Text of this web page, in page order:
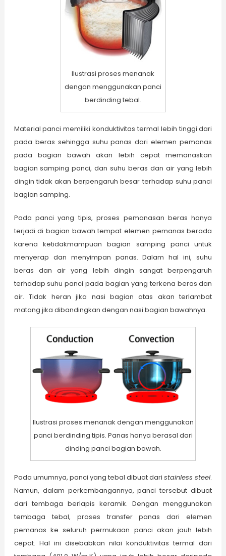
Ilustrasi proses menanak
dengan menggunakan panci
berdinding tebal.
Material panci memiliki konduktivitas termal lebih tinggi dari
pada beras sehingga suhu panas dari elemen pemanas
pada bagian bawah akan lebih cepat memanaskan
bagian samping panci, dan suhu beras dan air yang lebih
dingin tidak akan berpengaruh besar terhadap suhu panci
bagian samping.
Pada panci yang tipis, proses pemanasan beras hanya
terjadi di bagian bawah tempat elemen pemanas berada
karena ketidakmampuan bagian samping panci untuk
menyerap dan menyimpan panas. Dalam hal ini, suhu
beras dan air yang lebih dingin sangat berpengaruh
terhadap suhu panci pada bagian yang terkena beras dan
air. Tidak heran jika nasi bagian atas akan terlambat
matang jika dibandingkan dengan nasi bagian bawahnya.
Ilustrasi proses menanak dengan menggunakan
panci berdinding tipis. Panas hanya berasal dari
dinding panci bagian bawah.
Pada umumnya, panci yang tebal dibuat daristainless steel.
Namun, dalam perkembangannya, panci tersebut dibuat
dari tembaga berlapis keramik. Dengan menggunakan
tembaga tebal, proses transfer panas dari elemen
pemanas ke seluruh permukaan panci akan jauh lebih
cepat. Hal ini disebabkan nilai konduktivitas termal dari